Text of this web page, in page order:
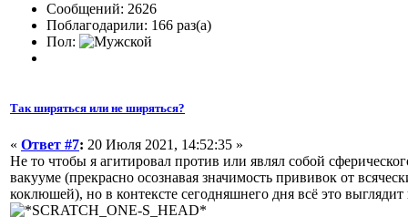
Сообщений: 2626
Поблагодарили: 166 раз(а)
Пол:
Так ширяться или не ширяться?
« Ответ #7: 20 Июля 2021, 14:52:35 »
Не то чтобы я агитировал против или являл собой
вакууме (прекрасно осознавая значимость прививок от
коклюшей), но в контексте сегодняшнего дня всё это